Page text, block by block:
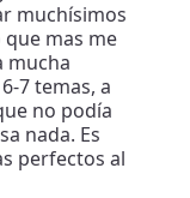
muchísimos
que mas me
mucha
7 temas, a
no podía
nada. Es
perfectos al